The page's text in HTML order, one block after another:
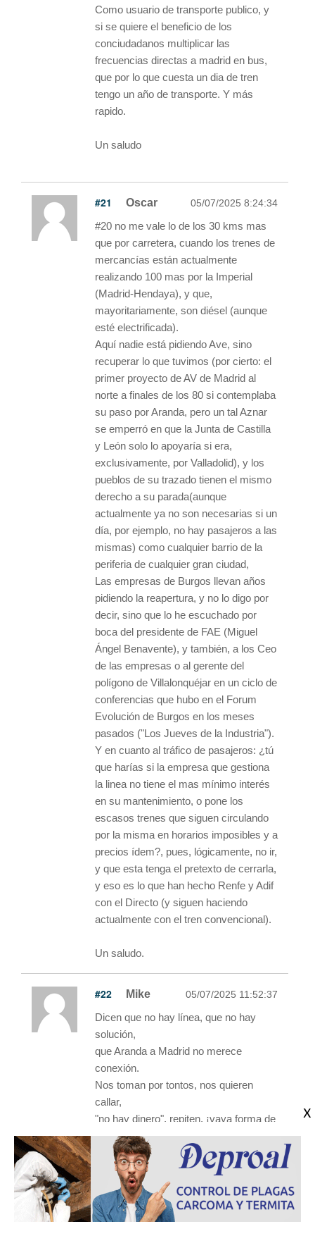
Como usuario de transporte publico, y
si se quiere el beneficio de los
conciudadanos multiplicar las
frecuencias directas a madrid en bus,
que por lo que cuesta un dia de tren
tengo un año de transporte. Y más
rapido.
Un saludo
#21 Oscar 05/07/2025 8:24:34
#20 no me vale lo de los 30 kms mas
que por carretera, cuando los trenes de
mercancías están actualmente
realizando 100 mas por la Imperial
(Madrid-Hendaya), y que,
mayoritariamente, son diésel (aunque
esté electrificada).
Aquí nadie está pidiendo Ave, sino
recuperar lo que tuvimos (por cierto: el
primer proyecto de AV de Madrid al
norte a finales de los 80 si contemplaba
su paso por Aranda, pero un tal Aznar
se emperró en que la Junta de Castilla
y León solo lo apoyaría si era,
exclusivamente, por Valladolid), y los
pueblos de su trazado tienen el mismo
derecho a su parada(aunque
actualmente ya no son necesarias si un
día, por ejemplo, no hay pasajeros a las
mismas) como cualquier barrio de la
periferia de cualquier gran ciudad,
Las empresas de Burgos llevan años
pidiendo la reapertura, y no lo digo por
decir, sino que lo he escuchado por
boca del presidente de FAE (Miguel
Ángel Benavente), y también, a los Ceo
de las empresas o al gerente del
polígono de Villalonquéjar en un ciclo de
conferencias que hubo en el Forum
Evolución de Burgos en los meses
pasados ("Los Jueves de la Industria").
Y en cuanto al tráfico de pasajeros: ¿tú
que harías si la empresa que gestiona
la linea no tiene el mas mínimo interés
en su mantenimiento, o pone los
escasos trenes que siguen circulando
por la misma en horarios imposibles y a
precios ídem?, pues, lógicamente, no ir,
y que esta tenga el pretexto de cerrarla,
y eso es lo que han hecho Renfe y Adif
con el Directo (y siguen haciendo
actualmente con el tren convencional).
Un saludo.
#22 Mike 05/07/2025 11:52:37
Dicen que no hay línea, que no hay
solución,
que Aranda a Madrid no merece
conexión.
Nos toman por tontos, nos quieren
callar,
"no hay dinero", repiten, ¡vaya forma de
engañar!
Para trenes del pueblo, no hay ni papel,
pero sí maletines pa′ Ábalos y Koldo
aquel.
Viabilidad dicen, con cara de piedra,